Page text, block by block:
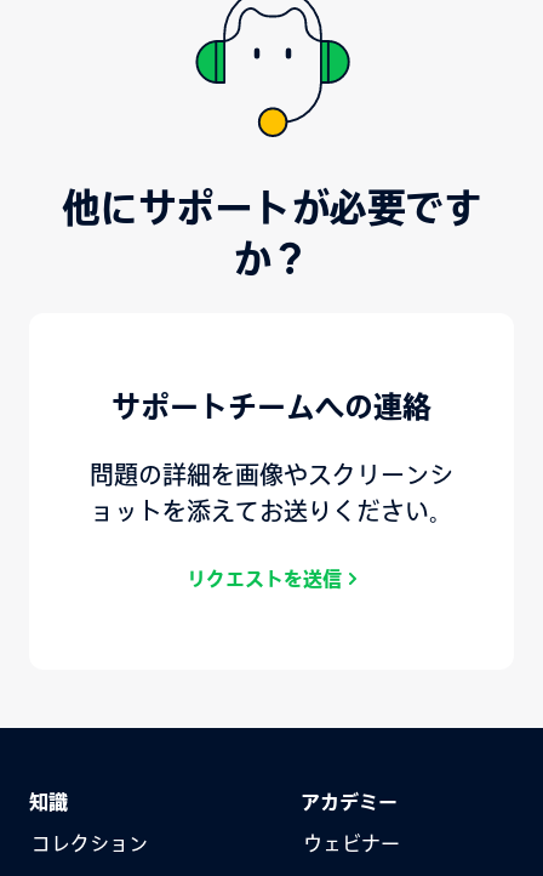
他にサポートが必要です
か？
サポートチームへの連絡
問題の詳細を画像やスクリーンシ
ョットを添えてお送りください。
リクエストを送信
知識
コレクション
アカデミー
ウェビナー